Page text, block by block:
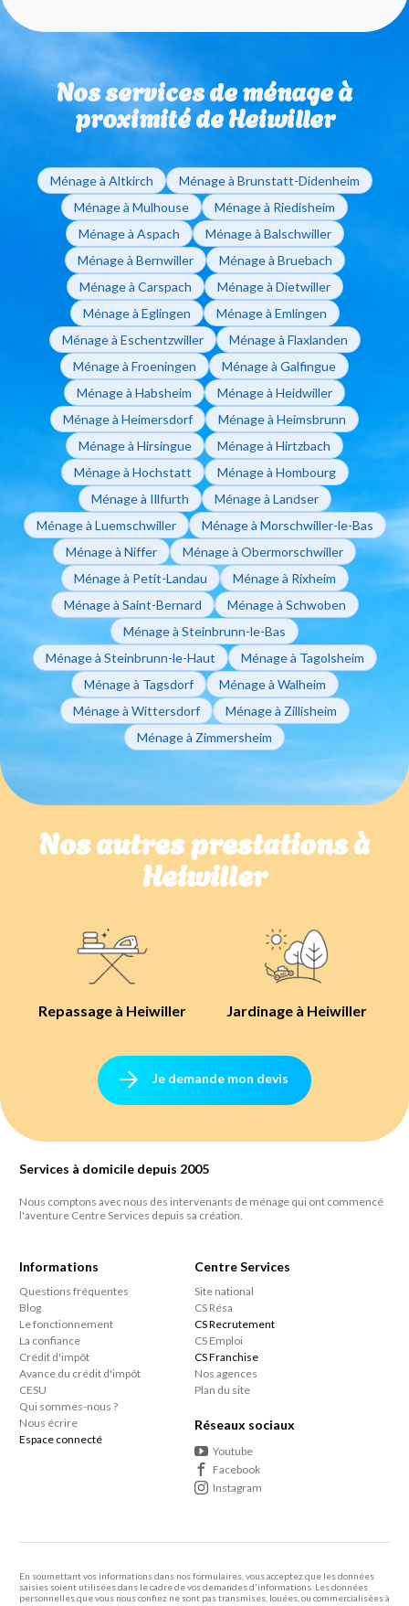
utiliser vos Chèques Emploi Service Universels (CESU)
pour régler vos factures de ménage à domicile.
sans engagement de durée. Que vous ayez besoin
d'un ménage ponctuel ou régulier, vous restez libre de
modifier ou d'arrêter vos interventions sur simple
appel à votre agence de Mulhouse.
Nos services de ménage à
proximité de Heiwiller
Ménage à Altkirch
Ménage à Brunstatt-Didenheim
Ménage à Mulhouse
Ménage à Riedisheim
Ménage à Aspach
Ménage à Balschwiller
Ménage à Bernwiller
Ménage à Bruebach
Ménage à Carspach
Ménage à Dietwiller
Ménage à Eglingen
Ménage à Emlingen
Ménage à Eschentzwiller
Ménage à Flaxlanden
Ménage à Froeningen
Ménage à Galfingue
Ménage à Habsheim
Ménage à Heidwiller
Ménage à Heimersdorf
Ménage à Heimsbrunn
Ménage à Hirsingue
Ménage à Hirtzbach
Ménage à Hochstatt
Ménage à Hombourg
Ménage à Illfurth
Ménage à Landser
Ménage à Luemschwiller
Ménage à Morschwiller-le-Bas
Ménage à Niffer
Ménage à Obermorschwiller
Ménage à Petit-Landau
Ménage à Rixheim
Ménage à Saint-Bernard
Ménage à Schwoben
Ménage à Steinbrunn-le-Bas
Ménage à Steinbrunn-le-Haut
Ménage à Tagolsheim
Ménage à Tagsdorf
Ménage à Walheim
Ménage à Wittersdorf
Ménage à Zillisheim
Ménage à Zimmersheim
Nos autres prestations à
Heiwiller
Repassage à Heiwiller Jardinage à Heiwiller
Je demande mon devis
Services à domicile depuis 2005
Nous comptons avec nous des intervenants de ménage qui ont commencé
l'aventure Centre Services depuis sa création.
Informations
Questions fréquentes
Blog
Le fonctionnement
La confiance
Crédit d'impôt
Avance du crédit d'impôt
CESU
Qui sommes-nous ?
Nous écrire
Espace connecté
Centre Services
Site national
CS Résa
CS Recrutement
CS Emploi
CS Franchise
Nos agences
Plan du site
Réseaux sociaux
Youtube
Facebook
Instagram
En soumettant vos informations dans nos formulaires, vous acceptez que les données
saisies soient utilisées dans le cadre de vos demandes d'informations. Les données
personnelles que vous nous confiez ne sont pas transmises, louées, ou commercialisées à